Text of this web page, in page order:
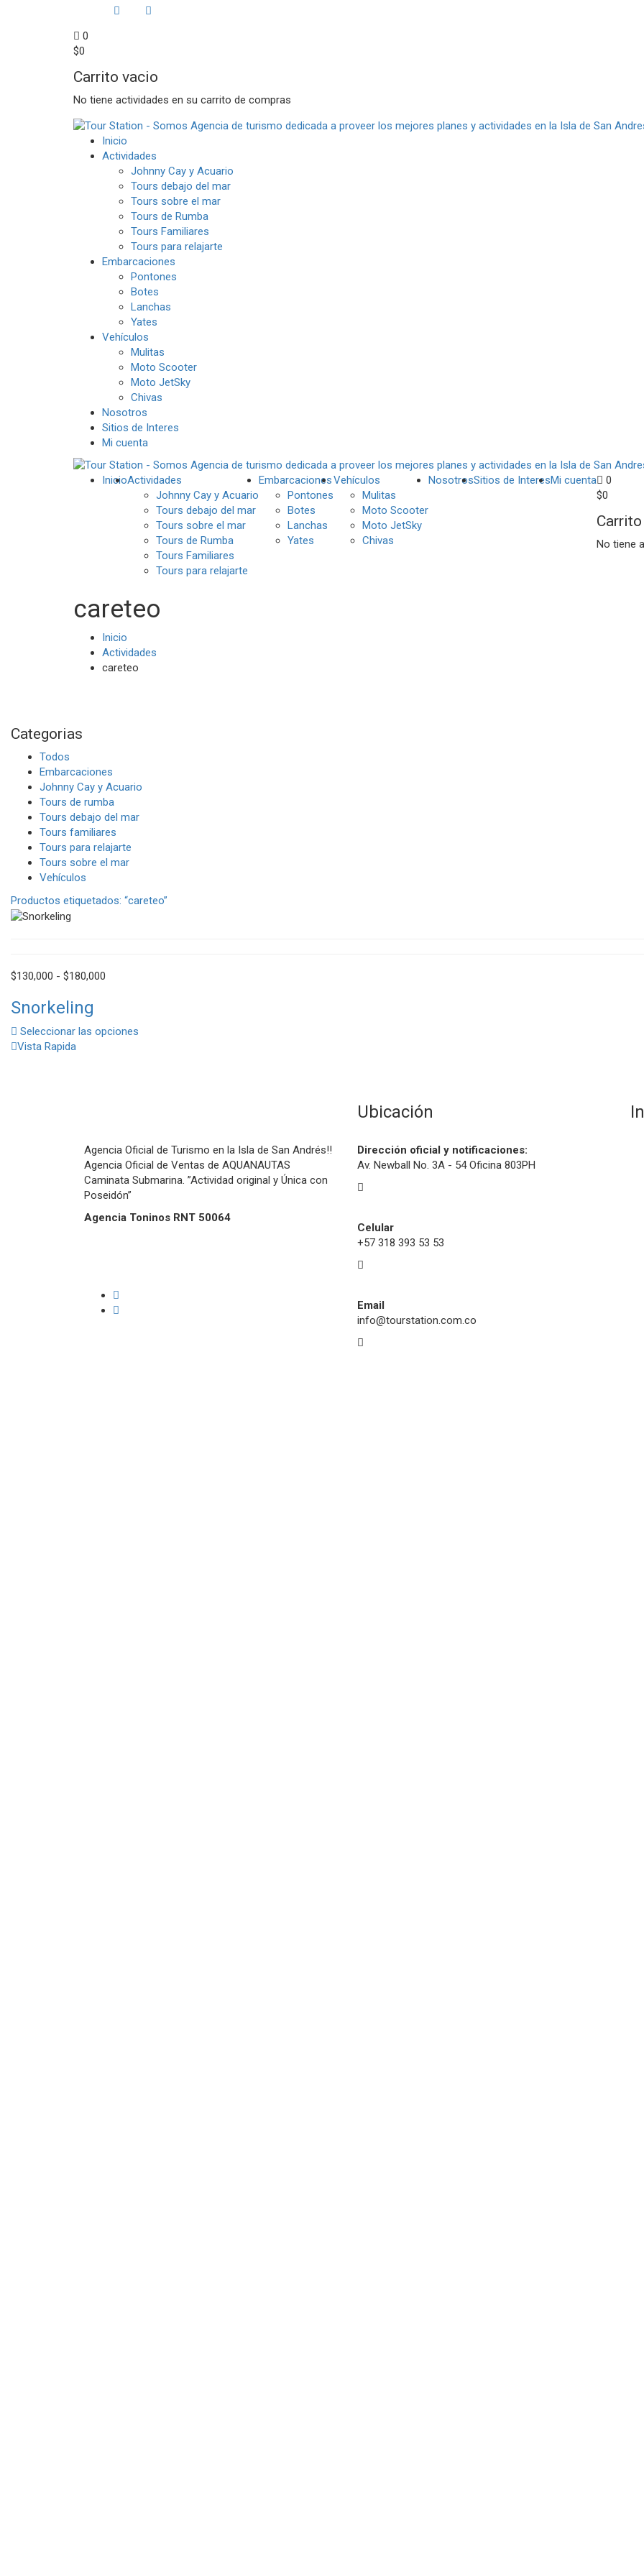
0
$0
Carrito vacio
No tiene actividades en su carrito de compras
Inicio
Actividades
Johnny Cay y Acuario
Tours debajo del mar
Tours sobre el mar
Tours de Rumba
Tours Familiares
Tours para relajarte
Embarcaciones
Pontones
Botes
Lanchas
Yates
Vehículos
Mulitas
Moto Scooter
Moto JetSky
Chivas
Nosotros
Sitios de Interes
Mi cuenta
InicioActividades
Johnny Cay y Acuario
Tours debajo del mar
Tours sobre el mar
Tours de Rumba
Tours Familiares
Tours para relajarte
Embarcaciones
Pontones
Botes
Lanchas
Yates
Vehículos
Mulitas
Moto Scooter
Moto JetSky
Chivas
NosotrosSitios de InteresMi cuenta
0
$0
No tiene
careteo
Inicio
Actividades
careteo
Categorias
Todos
Embarcaciones
Johnny Cay y Acuario
Tours de rumba
Tours debajo del mar
Tours familiares
Tours para relajarte
Tours sobre el mar
Vehículos
Productos etiquetados: “careteo”
$130,000 - $180,000
$130,000
Snorkeling
Seleccionar las opciones
Vista Rapida
Agencia Oficial de Turismo en la Isla de San Andrés!!
Agencia Oficial de Ventas de AQUANAUTAS
Caminata Submarina. ”Actividad original y Única con
Poseidón”
Agencia Toninos RNT 50064
Ubicación
Dirección oficial y notificaciones:
Av. Newball No. 3A - 54 Oficina 803PH
Celular
+57 318 393 53 53
Email
info@tourstation.com.co